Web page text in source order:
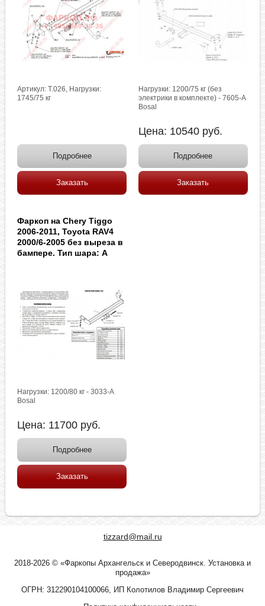
Артикул: T.026, Нагрузки:
1745/75 кг
Подробнее
Заказать
Нагрузки: 1200/75 кг (без
электрики в комплекте) - 7605-A
Bosal
Цена: 10540 руб.
Подробнее
Заказать
Фаркоп на Chery Tiggo
2006-2011, Toyota RAV4
2000/6-2005 без выреза в
бампере. Тип шара: A
Нагрузки: 1200/80 кг - 3033-A
Bosal
Цена: 11700 руб.
Подробнее
Заказать
tizzard@mail.ru
2018-2026 © «Фаркопы Архангельск и Северодвинск. Установка и
продажа»
ОГРН: 312290104100066, ИП Колотилов Владимир Сергеевич